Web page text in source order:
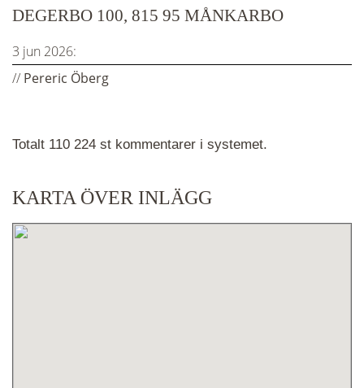
Totalt 110 224 st kommentarer i systemet.
KARTA ÖVER INLÄGG
DEGERBO 100, 815 95 MÅNKARBO
3 jun 2026:
// Pereric Öberg